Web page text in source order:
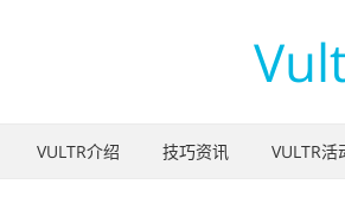
VULTR介绍 技巧资讯 VULTR活